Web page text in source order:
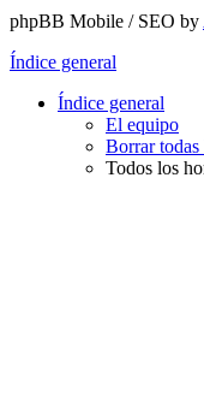
phpBB Mobile / SEO by
Índice general
Índice general
El equipo
Borrar
Todos los